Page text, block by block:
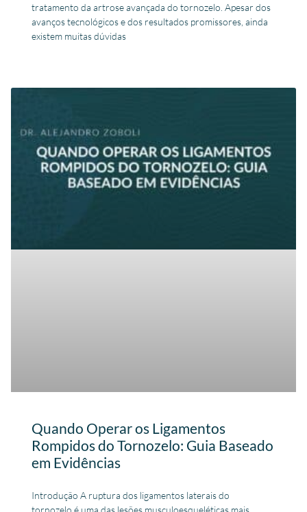
tratamento da artrose avançada do tornozelo. Apesar dos
avanços tecnológicos e dos resultados promissores, ainda
existem muitas dúvidas
Quando Operar os Ligamentos
Rompidos do Tornozelo: Guia Baseado
em Evidências
Introdução A ruptura dos ligamentos laterais do
tornozelo é uma das lesões musculoesqueléticas mais